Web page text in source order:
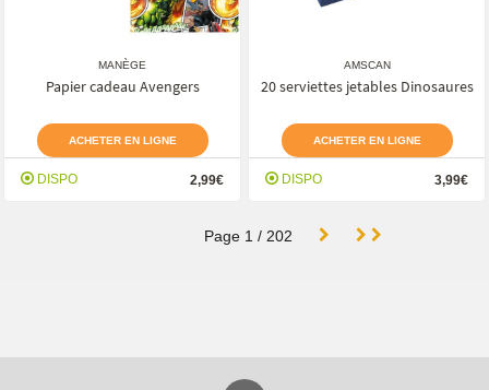
MANÈGE
Papier cadeau Avengers
ACHETER EN LIGNE
DISPO 2,99€
AMSCAN
20 serviettes jetables Dinosaures
ACHETER EN LIGNE
DISPO 3,99€
Page 1 / 202